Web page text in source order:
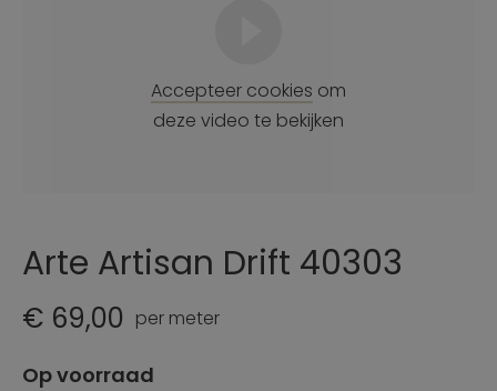
Accepteer cookies om
deze video te bekijken
Arte Artisan Drift 40303
€ 69,00 per meter
Op voorraad